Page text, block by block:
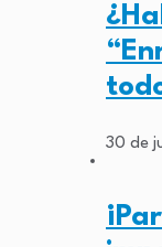
30 de